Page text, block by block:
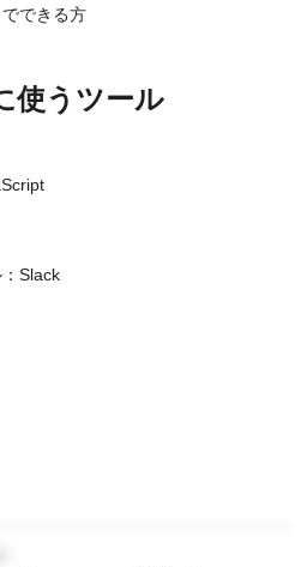
できる方
使うツール
Slack